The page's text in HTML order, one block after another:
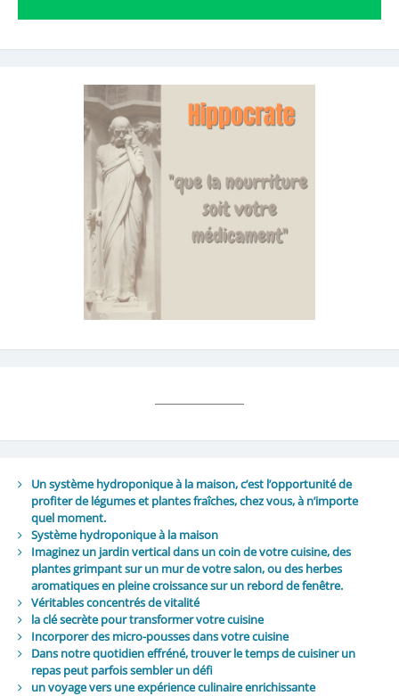
Un système hydroponique à la maison, c’est l’opportunité de
profiter de légumes et plantes fraîches, chez vous, à n’importe
quel moment.
Système hydroponique à la maison
Imaginez un jardin vertical dans un coin de votre cuisine, des
plantes grimpant sur un mur de votre salon, ou des herbes
aromatiques en pleine croissance sur un rebord de fenêtre.
Véritables concentrés de vitalité
la clé secrète pour transformer votre cuisine
Incorporer des micro-pousses dans votre cuisine
Dans notre quotidien effréné, trouver le temps de cuisiner un
repas peut parfois sembler un défi
un voyage vers une expérience culinaire enrichissante